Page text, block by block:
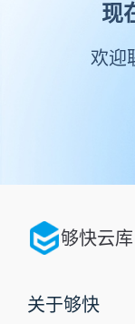
现
欢迎
够快云库
关于够快